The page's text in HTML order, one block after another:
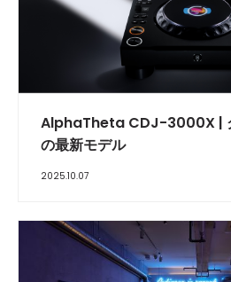
​AlphaTheta CDJ-3000X |
の最新モデル
2025.10.07